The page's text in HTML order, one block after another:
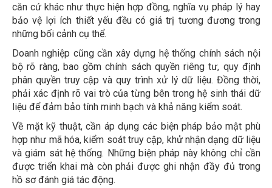
căn cứ khác như thực hiện hợp đồng, nghĩa vụ pháp lý hay
bảo vệ lợi ích thiết yếu đều có giá trị tương đương trong
những bối cảnh cụ thể.
Doanh nghiệp cũng cần xây dựng hệ thống chính sách nội
bộ rõ ràng, bao gồm chính sách quyền riêng tư, quy định
phân quyền truy cập và quy trình xử lý dữ liệu. Đồng thời,
phải xác định rõ vai trò của từng bên trong hệ sinh thái dữ
liệu để đảm bảo tính minh bạch và khả năng kiểm soát.
Về mặt kỹ thuật, cần áp dụng các biện pháp bảo mật phù
hợp như mã hóa, kiểm soát truy cập, khử nhận dạng dữ liệu
và giám sát hệ thống. Những biện pháp này không chỉ cần
được triển khai mà còn phải được ghi nhận đầy đủ trong
hồ sơ đánh giá tác động.